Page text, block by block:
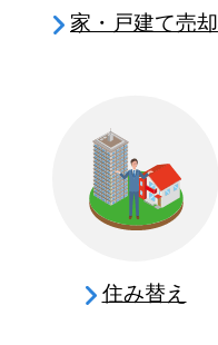
家・戸建て売却
住み替え